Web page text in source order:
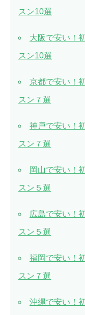
スン10選
大阪で安い！
スン10選
京都で安い！
スン７選
神戸で安い！
スン７選
岡山で安い！
スン５選
広島で安い！
スン５選
福岡で安い！
スン７選
沖縄で安い！